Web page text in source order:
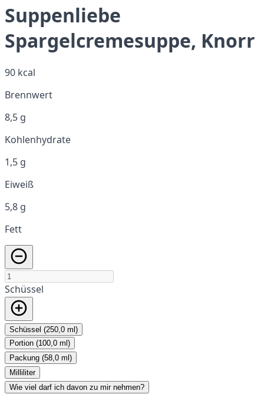
Suppenliebe
Spargelcremesuppe, Knorr
90 kcal
Brennwert
8,5 g
Kohlenhydrate
1,5 g
Eiweiß
5,8 g
Fett
Schüssel
Schüssel (250,0 ml)
Portion (100,0 ml)
Packung (58,0 ml)
Milliliter
Wie viel darf ich davon zu mir nehmen?